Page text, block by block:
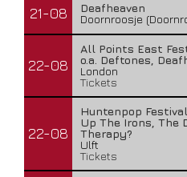
21-08
Deafheaven
Doornroosje
22-08
All Points East
o.a. Deftones,
London
Tickets
22-08
Huntenpop
Up The Irons, The
Therapy?
Ulft
Tickets